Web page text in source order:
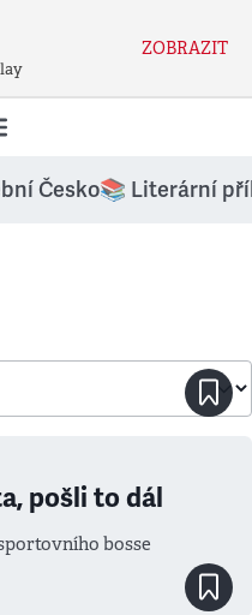
ZOBRAZIT
Česko📚 Literární
pošli to dál
bosse